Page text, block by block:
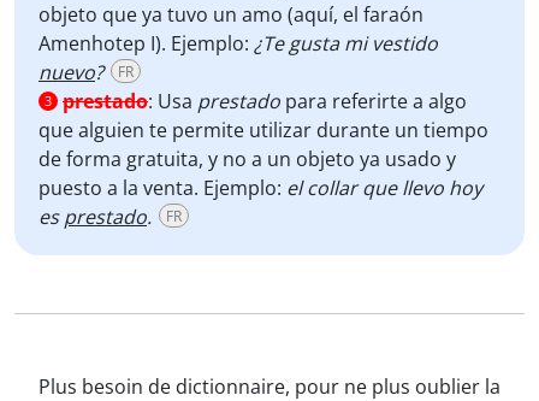
objeto que ya tuvo un amo (aquí, el faraón
Amenhotep I). Ejemplo: ¿Te gusta mi vestido
nuevo? FR
3 prestado: Usa prestado para referirte a algo
que alguien te permite utilizar durante un tiempo
de forma gratuita, y no a un objeto ya usado y
puesto a la venta. Ejemplo: el collar que llevo hoy
esprestado. FR
Plus besoin de dictionnaire, pour ne plus oublier la